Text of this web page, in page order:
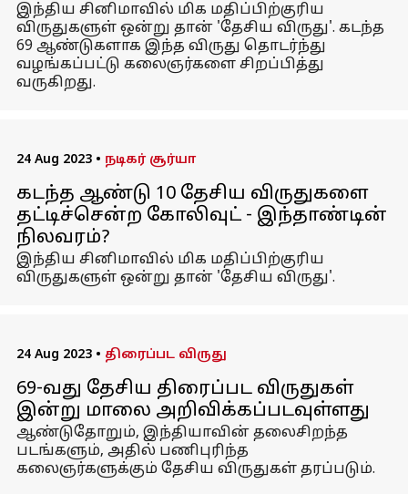
இந்திய சினிமாவில் மிக மதிப்பிற்குரிய
விருதுகளுள் ஒன்று தான் 'தேசிய விருது'. கடந்த
69 ஆண்டுகளாக இந்த விருது தொடர்ந்து
வழங்கப்பட்டு கலைஞர்களை சிறப்பித்து
வருகிறது.
24 Aug 2023 • நடிகர் சூர்யா
கடந்த ஆண்டு 10 தேசிய விருதுகளை
தட்டிச்சென்ற கோலிவுட் - இந்தாண்டின்
நிலவரம்?
இந்திய சினிமாவில் மிக மதிப்பிற்குரிய
விருதுகளுள் ஒன்று தான் 'தேசிய விருது'.
24 Aug 2023 • திரைப்பட விருது
69-வது தேசிய திரைப்பட விருதுகள்
இன்று மாலை அறிவிக்கப்படவுள்ளது
ஆண்டுதோறும், இந்தியாவின் தலைசிறந்த
படங்களும், அதில் பணிபுரிந்த
கலைஞர்களுக்கும் தேசிய விருதுகள் தரப்படும்.